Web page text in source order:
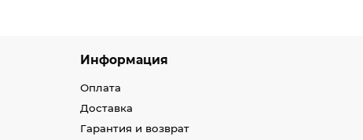
Информация
Оплата
Доставка
Гарантия и возврат